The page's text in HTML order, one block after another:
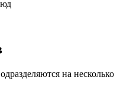
на несколько